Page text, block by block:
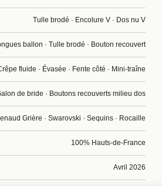
Tulle brodé · Encolure V · Dos nu V
ballon · Tulle brodé · Bouton recouvert
fluide · Évasée · Fente côté · Mini-traîne
de bride · Boutons recouverts milieu dos
Grière · Swarovski · Sequins · Rocaille
100% Hauts-de-France
Avril 2026